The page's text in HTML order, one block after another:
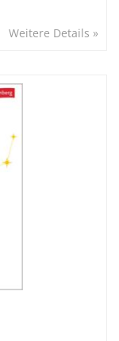
Weitere Details »